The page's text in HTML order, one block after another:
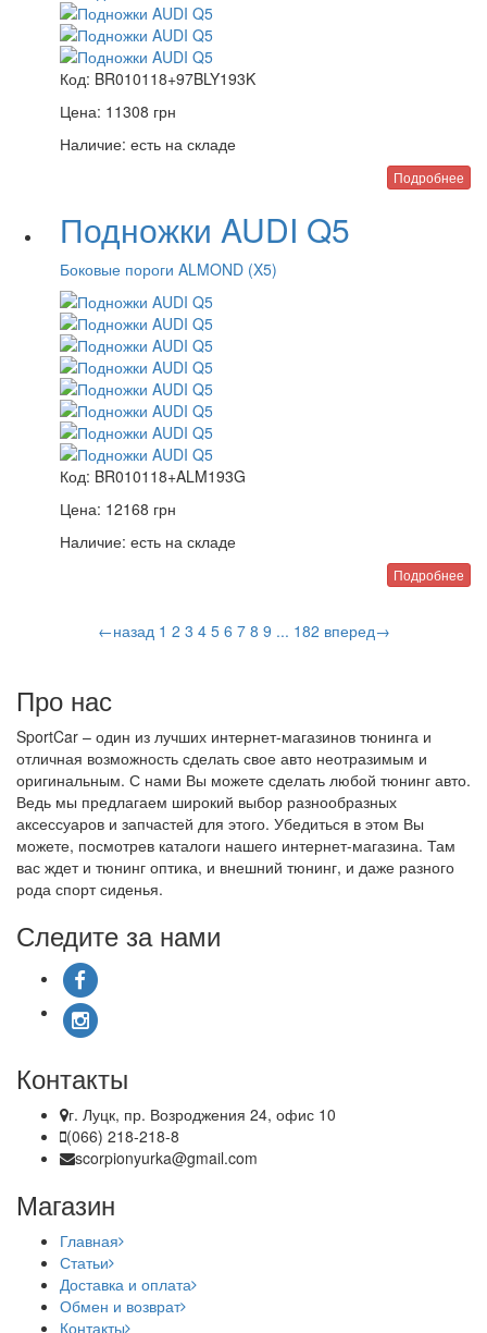
Код: BR010118+97BLY193K
Цена: 11308 грн
Наличие: есть на складе
Подробнее
Подножки AUDI Q5
Боковые пороги ALMOND (X5)
Код: BR010118+ALM193G
Цена: 12168 грн
Наличие: есть на складе
Подробнее
←назад 1 2 3 4 5 6 7 8 9 ... 182 вперед→
Про нас
SportCar – один из лучших интернет-магазинов тюнинга и
отличная возможность сделать свое авто неотразимым и
оригинальным. С нами Вы можете сделать любой тюнинг авто.
Ведь мы предлагаем широкий выбор разнообразных
аксессуаров и запчастей для этого. Убедиться в этом Вы
можете, посмотрев каталоги нашего интернет-магазина. Там
вас ждет и тюнинг оптика, и внешний тюнинг, и даже разного
рода спорт сиденья.
Следите за нами
Контакты
г. Луцк, пр. Возроджения 24, офис 10
(066) 218-218-8
scorpionyurka@gmail.com
Магазин
Главная
Статьи
Доставка и оплата
Обмен и возврат
Контакты